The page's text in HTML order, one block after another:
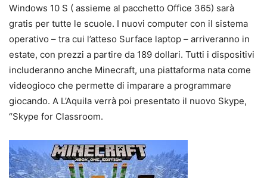
Windows 10 S ( assieme al pacchetto Office 365) sarà
gratis per tutte le scuole. I nuovi computer con il sistema
operativo – tra cui l’atteso Surface laptop – arriveranno in
estate, con prezzi a partire da 189 dollari. Tutti i dispositivi
includeranno anche Minecraft, una piattaforma nata come
videogioco che permette di imparare a programmare
giocando. A L’Aquila verrà poi presentato il nuovo Skype,
“Skype for Classroom.